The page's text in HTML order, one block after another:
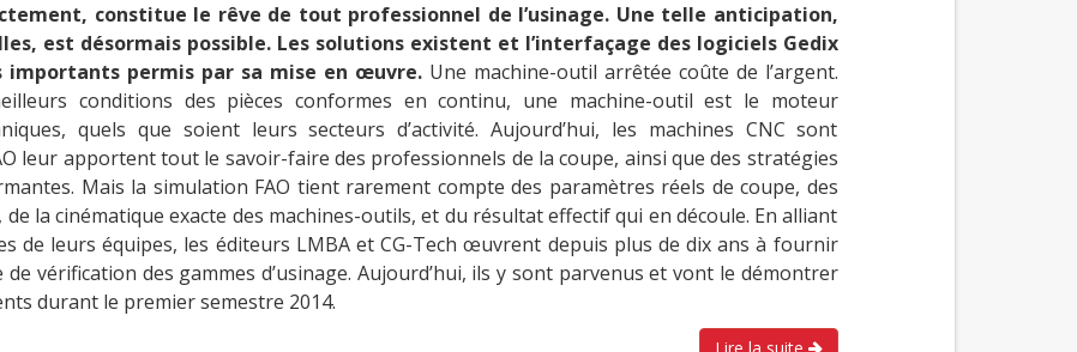
constitue le rêve de tout professionnel de l’usinage. Une telle anticipation,
est désormais possible. Les solutions existent et l’interfaçage des logiciels Gedix
permis par sa mise en œuvre.Une machine-outil arrêtée coûte de l’argent.
conditions des pièces conformes en continu, une machine-outil est le moteur
quels que soient leurs secteurs d’activité. Aujourd’hui, les machines CNC sont
leur apportent tout le savoir-faire des professionnels de la coupe, ainsi que des stratégies
Mais la simulation FAO tient rarement compte des paramètres réels de coupe, des
la cinématique exacte des machines-outils, et du résultat effectif qui en découle. En alliant
de leurs équipes, les éditeurs LMBA et CG-Tech œuvrent depuis plus de dix ans à fournir
vérification des gammes d’usinage. Aujourd’hui, ils y sont parvenus et vont le démontrer
durant le premier semestre 2014.